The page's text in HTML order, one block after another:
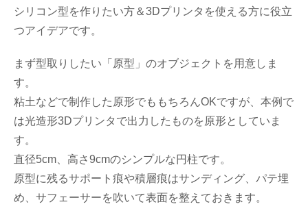
シリコン型を作りたい方＆3Dプリンタを使える方に役立
つアイデアです。
まず型取りしたい「原型」のオブジェクトを用意しま
す。
粘土などで制作した原形でももちろんOKですが、本例で
は光造形3Dプリンタで出力したものを原形としていま
す。
直径5cm、高さ9cmのシンプルな円柱です。
原型に残るサポート痕や積層痕はサンディング、パテ埋
め、サフェーサーを吹いて表面を整えておきます。